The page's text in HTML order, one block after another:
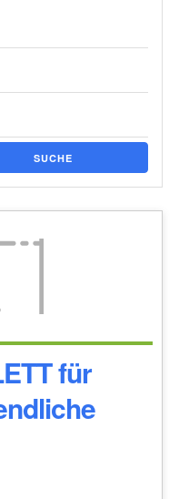
SUCHE
für